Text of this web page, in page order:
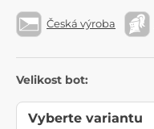
Česká výroba
Velikost bot: